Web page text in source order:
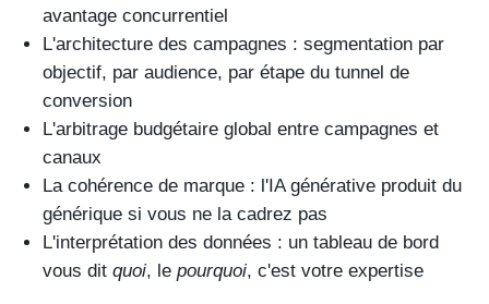
avantage concurrentiel
L'architecture des campagnes : segmentation par
objectif, par audience, par étape du tunnel de
conversion
L'arbitrage budgétaire global entre campagnes et
canaux
La cohérence de marque : l'IA générative produit du
générique si vous ne la cadrez pas
L'interprétation des données : un tableau de bord
vous ditquoi, lepourquoi, c'est votre expertise